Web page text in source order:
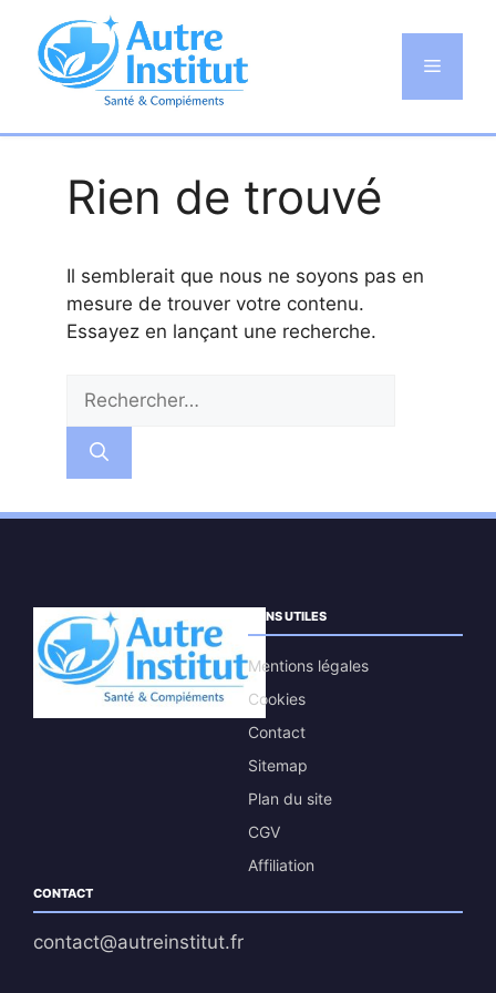
contenu
Menu
Rien de trouvé
Il semblerait que nous ne soyons pas en
mesure de trouver votre contenu.
Essayez en lançant une recherche.
LIENS UTILES
Mentions légales
Cookies
Contact
Sitemap
Plan du site
CGV
Affiliation
CONTACT
contact@autreinstitut.fr